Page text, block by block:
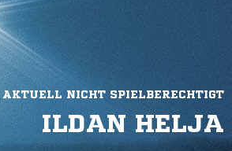
AKTUELL NICHT SPIELBERECHTIGT
ILDAN HELJA